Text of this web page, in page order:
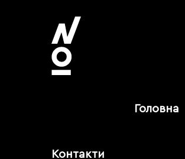
Головна
Контакти